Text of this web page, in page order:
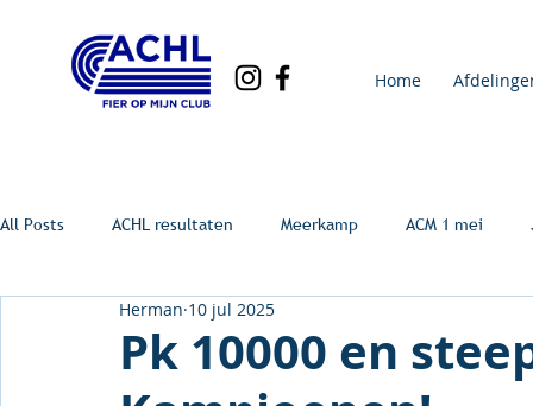
Home
All Posts ACHL resultaten Meerkamp ACM 1 mei
Pk 10000 en
Herman 10 jul 2025